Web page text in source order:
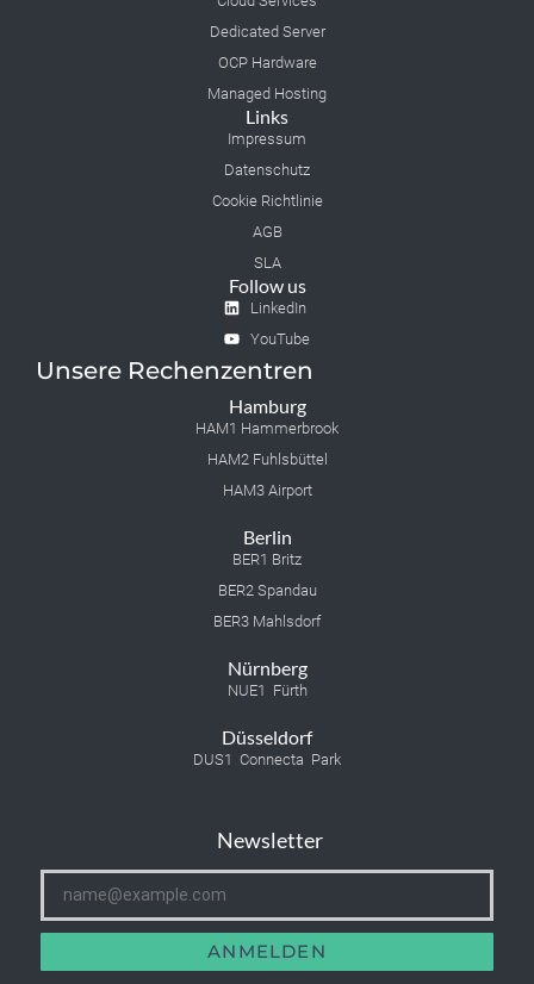
Dedicated Server
OCP Hardware
Managed Hosting
Links
Impressum
Datenschutz
Cookie Richtlinie
AGB
SLA
Follow us
LinkedIn
YouTube
Unsere Rechenzentren
Hamburg
HAM1 Hammerbrook
HAM2 Fuhlsbüttel
HAM3 Airport
Berlin
BER1 Britz
BER2 Spandau
BER3 Mahlsdorf
Nürnberg
NUE1 Fürth
Düsseldorf
DUS1 Connecta Park
Newsletter
ANMELDEN